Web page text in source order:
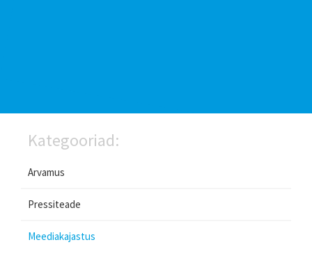
Kategooriad:
Arvamus
Pressiteade
Meediakajastus